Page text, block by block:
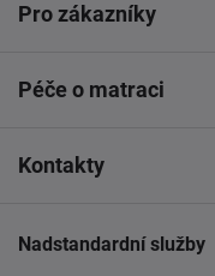
Pro zákazníky
Péče o matraci
Kontakty
Nadstandardní služby